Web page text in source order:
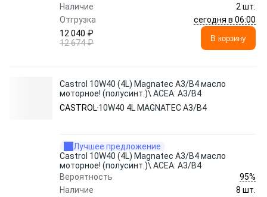
Наличие
2 шт.
Отгрузка
сегодня в 06:00
12 040 ₽
12 674 ₽
В корзину
Castrol 10W40 (4L) Magnatec A3/B4 масло
моторное! (полусинт.)\ ACEA: A3/B4
CASTROL10W40 4L MAGNATEC A3/B4
Лучшее предложение
Castrol 10W40 (4L) Magnatec A3/B4 масло
моторное! (полусинт.)\ ACEA: A3/B4
Вероятность
95%
Наличие
8 шт.